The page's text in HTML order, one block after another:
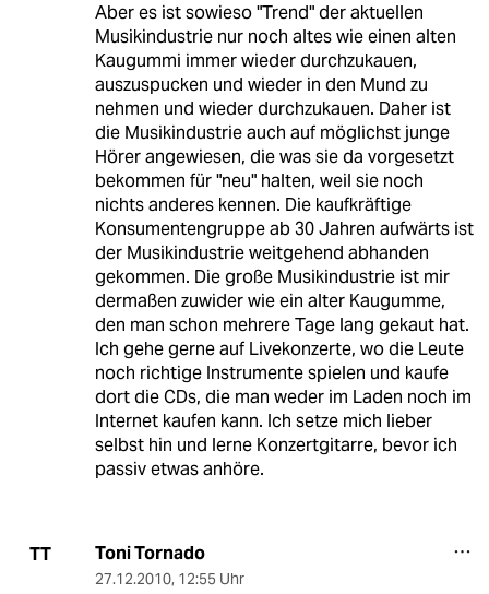
Aber es ist sowieso "Trend" der aktuellen
Musikindustrie nur noch altes wie einen alten
Kaugummi immer wieder durchzukauen,
auszuspucken und wieder in den Mund zu
nehmen und wieder durchzukauen. Daher ist
die Musikindustrie auch auf möglichst junge
Hörer angewiesen, die was sie da vorgesetzt
bekommen für "neu" halten, weil sie noch
nichts anderes kennen. Die kaufkräftige
Konsumentengruppe ab 30 Jahren aufwärts ist
der Musikindustrie weitgehend abhanden
gekommen. Die große Musikindustrie ist mir
dermaßen zuwider wie ein alter Kaugumme,
den man schon mehrere Tage lang gekaut hat.
Ich gehe gerne auf Livekonzerte, wo die Leute
noch richtige Instrumente spielen und kaufe
dort die CDs, die man weder im Laden noch im
Internet kaufen kann. Ich setze mich lieber
selbst hin und lerne Konzertgitarre, bevor ich
passiv etwas anhöre.
TT Toni Tornado
27.12.2010, 12:55 Uhr